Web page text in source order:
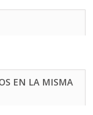
EN LA MISMA